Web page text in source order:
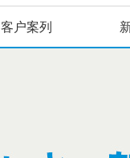
客户案列